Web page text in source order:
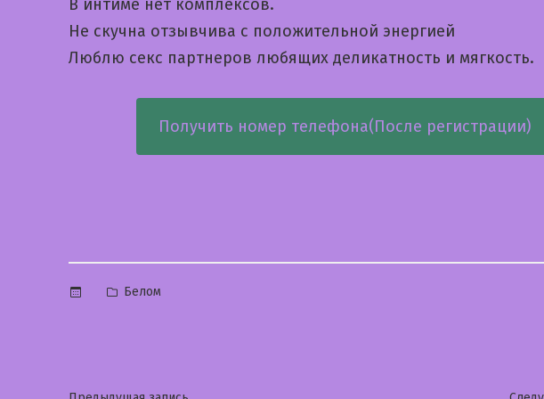
В интиме нет комплексов.
Не скучна отзывчива с положительной энергией
Люблю секс партнеров любящих деликатность и мягкость.
Получить номер телефона(После регистрации)
Опубликовано
Белом